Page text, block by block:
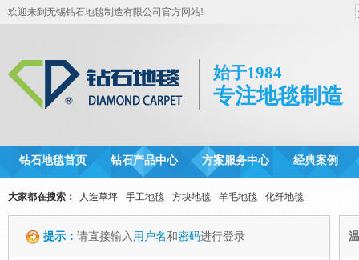
欢迎来到无锡钻石地毯制造有限公司官方网站!
始于1984
专注地毯制造
钻石地毯首页 钻石产品中心 方案服务中心 经典案例
大家都在搜索： 人造草坪 手工地毯 方块地毯 羊毛地毯 化纤地毯
提示： 请直接输入 用户名和 密码进行登录